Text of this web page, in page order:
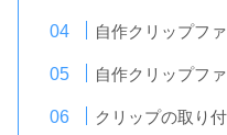
自作クリップフ
自作クリップフ
クリップの取り